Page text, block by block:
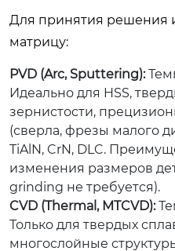
Для принятия решения
матрицу:
PVD (Arc, Sputtering):
Идеально для HSS,
зернистости,
(сверла, фрезы малого
TiAlN, CrN, DLC.
изменения размеров
grinding не требуется).
CVD (Thermal, MTCVD):
Только для твердых
многослойные